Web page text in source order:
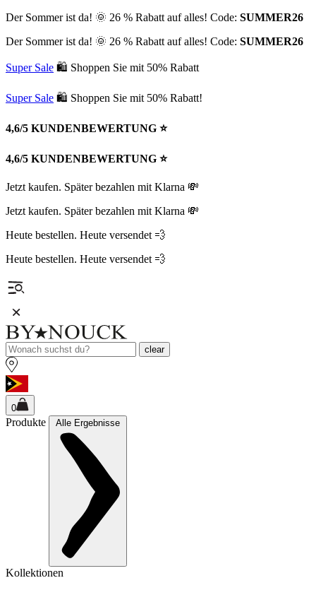
Der Sommer ist da! 🌞 26 % Rabatt auf alles! Code: SUMMER26
Der Sommer ist da! 🌞 26 % Rabatt auf alles! Code: SUMMER26
Super Sale 🛍 Shoppen Sie mit 50% Rabatt
Super Sale 🛍 Shoppen Sie mit 50% Rabatt!
4,6/5 KUNDENBEWERTUNG ⭐️
4,6/5 KUNDENBEWERTUNG ⭐️
Jetzt kaufen. Später bezahlen mit Klarna 💸
Jetzt kaufen. Später bezahlen mit Klarna 💸
Heute bestellen. Heute versendet 💨
Heute bestellen. Heute versendet 💨
clear
0
Produkte Alle Ergebnisse
Kollektionen